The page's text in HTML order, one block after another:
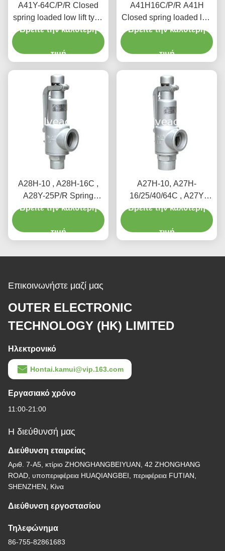
A41Y-64C/P/R Closed
spring loaded low lift type
safety valve（A41Y）
temperature 300degree
Βρείτε την καλύτερη
τιμή
A41H16C/P/R A41H
Closed spring loaded low
lift type safety valve,
and pipeline
Βρείτε την καλύτερη
τιμή
A28H-10 , A28H-16C ,
A28Y-25P/R Spring
loaded full lift safety valve
Βρείτε την καλύτερη
τιμή
A27H-10, A27H-
16/25/40/64C , A27Y
Spring loaded low lift
equipment and piping
Βρείτε την καλύτερη
τιμή
Επικοινωνήστε μαζί μας
OUTER ELECTRONIC
TECHNOLOGY (HK) LIMITED
Ηλεκτρονικό
Hontai.kamui@vip.163.com
Εργασιακό χρόνο
11:00-21:00
Η διεύθυνσή μας
Διεύθυνση εταιρείας
Αριθ. 7-Α5, κτίριο ZHONGHANGBEIYUAN, 42 ZHONGHANG
ROAD, υποπεριφέρεια HUAQIANGBEI, περιφέρεια FUTIAN,
SHENZHEN, Κίνα
Διεύθυνση εργοστασίου
Τηλεφώνημα
86-755-82861683